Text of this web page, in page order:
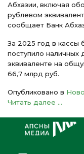
Абхазии, включая
рублевом
сообщает Банк
За 2025 год в кассы
поступило
эквиваленте на
66,7 млрд руб.
Опубликовано в
Читать далее ...